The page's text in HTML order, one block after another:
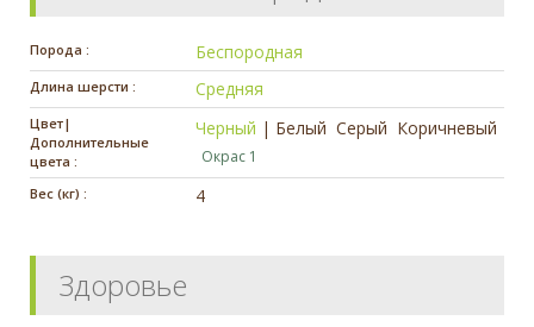
Порода : Беспородная
Длина шерсти : Средняя
Цвет|
Дополнительные
цвета :
Черный | Белый Серый Коричневый
Окрас 1
Вес (кг) : 4
Здоровье